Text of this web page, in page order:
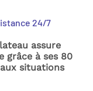
24/7
assure
grâce à ses 80
situations